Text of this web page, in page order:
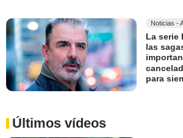
Noticias -
La serie
las
para
Últimos vídeos